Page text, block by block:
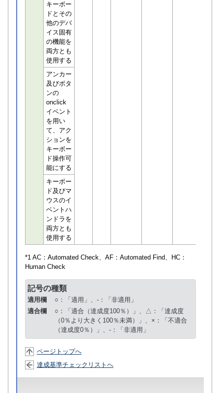
キーボー
ドとその
他のデバ
イス固有
の機能を
両方とも
使用する
アンカー
及びボタ
ンの
onclick
イベント
を用い
て、アク
ションを
キーボー
ド操作可
能にする
キーボー
ド及びマ
ウスのイ
ベントハ
ンドラを
両方とも
使用する
*1 AC： Automated Check、AF： Automated Find、HC：
Human Check
記号の種類
適用欄
○：「適用」、-：「非適用」
適合欄
○：「適合（達成度100％）」、△：「達成度
（0％より大きく100％未満）」、×：「不適合
（達成度0％）」、-：「非適用」
ページトップへ
達成基準チェックリストへ